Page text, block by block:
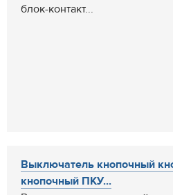
блок-контакт...
Выключатель кнопочный
кнопочный ПКУ...